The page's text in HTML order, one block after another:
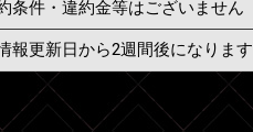
条件・違約金等はございません
報更新日から2週間後になります